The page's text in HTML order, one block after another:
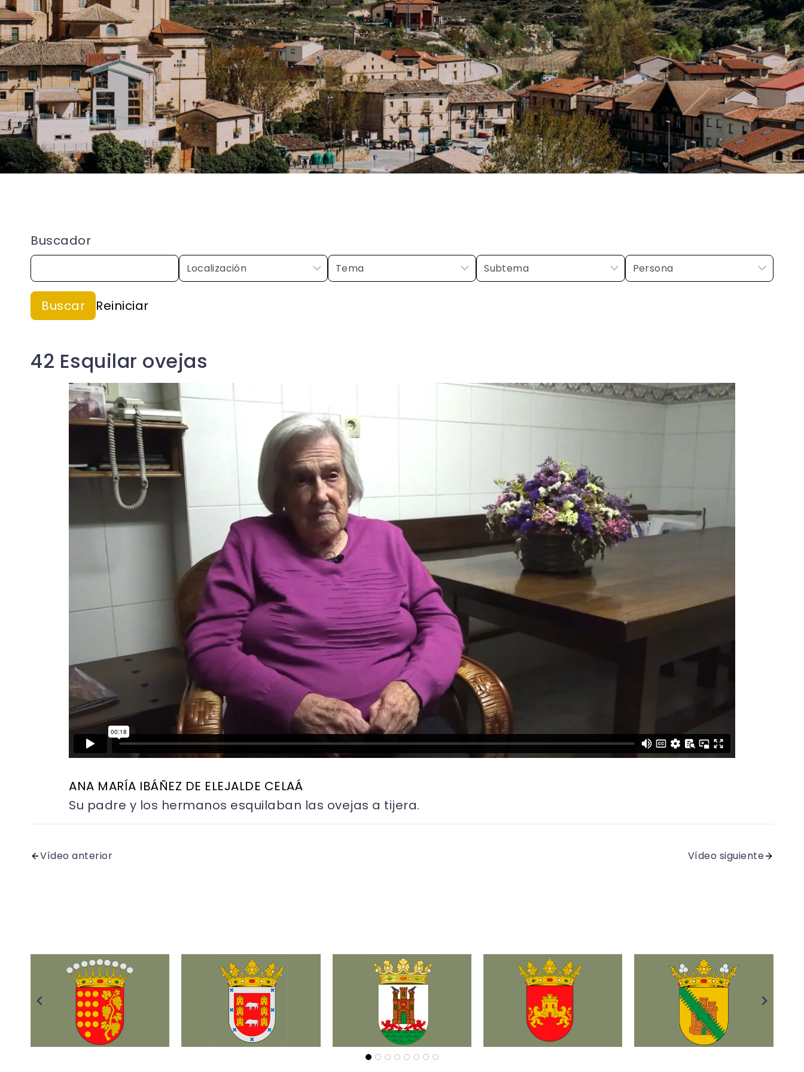
Buscador
42 Esquilar ovejas
ANA MARÍA IBÁÑEZ DE ELEJALDE CELAÁ
Su padre y los hermanos esquilaban las ovejas a tijera.
Vídeo anterior Vídeo siguiente